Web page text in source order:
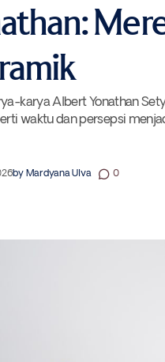
karya Albert Yonathan
waktu dan persepsi
by Mardyana Ulva 0